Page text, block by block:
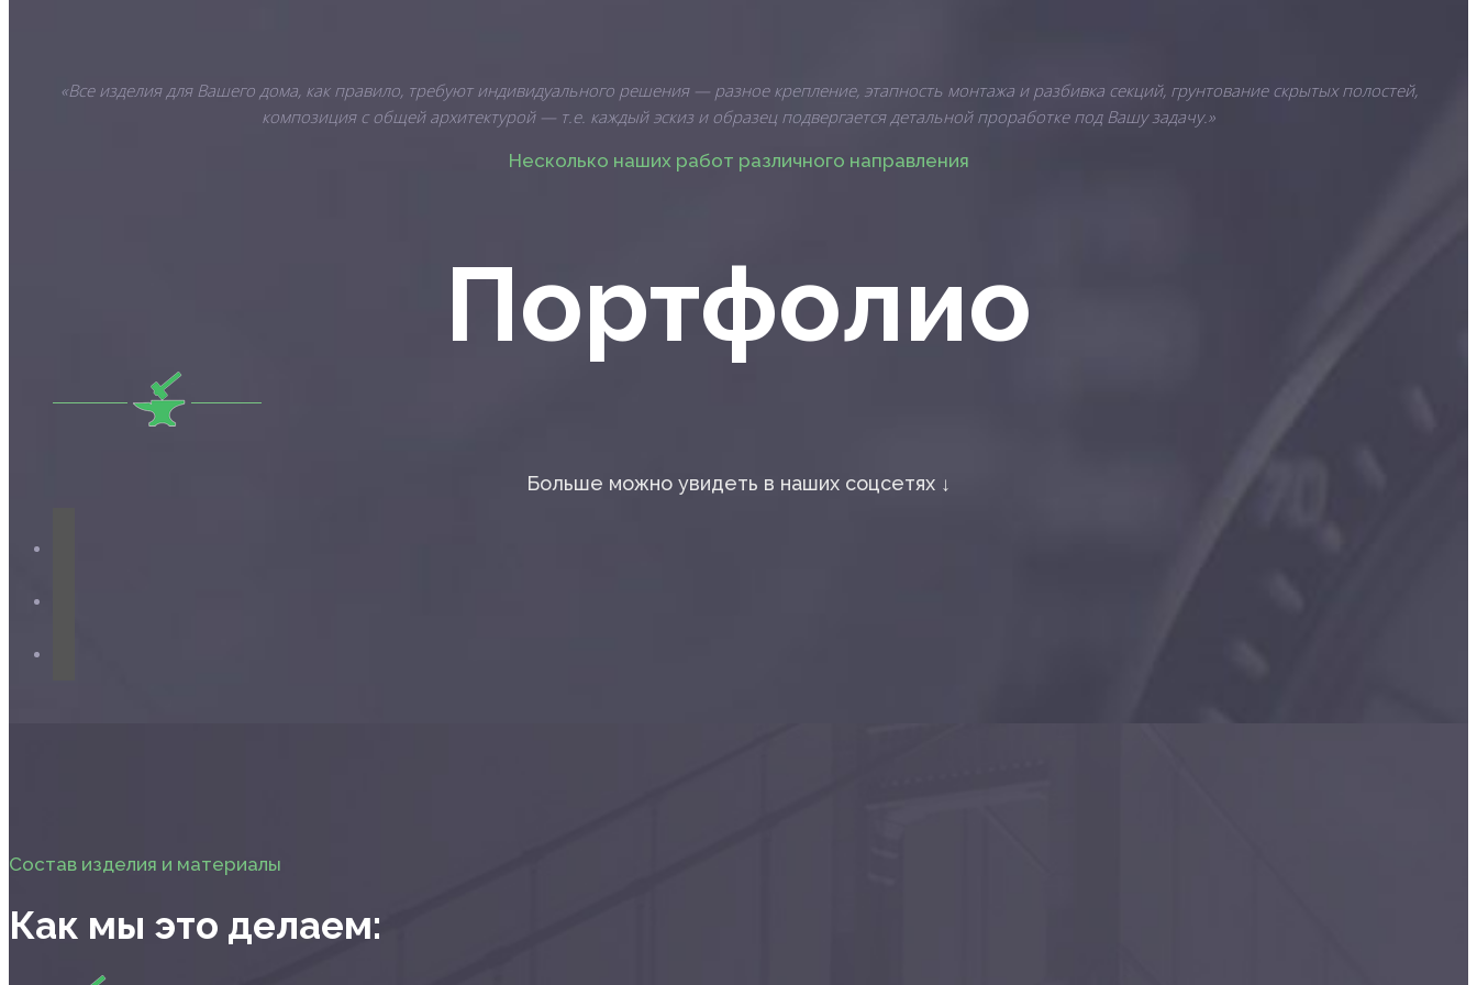
«Все изделия для Вашего дома, как правило, требуют индивидуального решения — разное крепление, этапность монтажа и разбивка секций, грунтование скрытых полостей,
композиция с общей архитектурой — т.е. каждый эскиз и образец подвергается детальной проработке под Вашу задачу.»
Несколько наших работ различного направления
Портфолио
Больше можно увидеть в наших соцсетях ↓
Состав изделия и материалы
Как мы это делаем: